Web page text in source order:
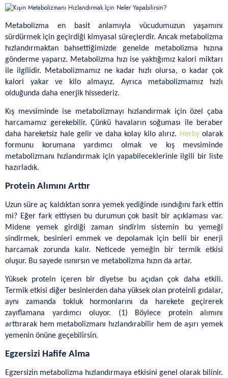
Kampanyalar
Kargo Takibi
İletişim
Metabolizma en basit anlamıyla vücudumuzun yaşamını
sürdürmek için geçirdiği kimyasal süreçlerdir. Ancak metabolizma
hızlandırmaktan bahsettiğimizde genelde metabolizma hızına
gönderme yaparız. Metabolizma hızı ise yaktığımız kalori miktarı
ile ilgilidir. Metabolizmamız ne kadar hızlı olursa, o kadar çok
kalori yakar ve kilo almayız. Ayrıca metabolizmamız hızlı
olduğunda daha enerjik hissederiz.
Kış mevsiminde ise metabolizmayı hızlandırmak için özel çaba
harcamamız gerekebilir. Çünkü havaların soğuması ile beraber
daha hareketsiz hale gelir ve daha kolay kilo alırız. Herby olarak
formunu korumana yardımcı olmak ve kış mevsiminde
metabolizmanı hızlandırmak için yapabileceklerinle ilgili bir liste
hazırladık.
Protein Alımını Arttır
Uzun süre aç kaldıktan sonra yemek yediğinde ısındığını fark ettin
mi? Eğer fark ettiysen bu durumun çok basit bir açıklaması var.
Midene yemek girdiği zaman sindirim sistemin bu yemeği
sindirmek, besinleri emmek ve depolamak için belli bir enerji
harcamak zorunda kalır. Neticede yemeğin bir termik etkisi
oluşur. Bu sayede ısınırsın ve metabolizma hızın da artar.
Yüksek protein içeren bir diyetse bu açıdan çok daha etkili.
Termik etkisi diğer besinlerden daha yüksek olan proteinli gıdalar,
aynı zamanda tokluk hormonlarını da harekete geçirerek
zayıflamana yardımcı oluyor. (1) Böylece protein alımını
arttırarak hem metabolizmanı hızlandırabilir hem de aşırı yemek
yemenin önüne geçebilirsin.
Egzersizi Hafife Alma
Egzersizin metabolizma hızlandırmaya etkisini genel olarak bilinir.